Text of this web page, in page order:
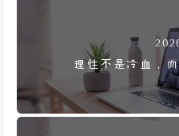
理性不是冷血，